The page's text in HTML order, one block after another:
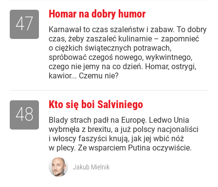
Homar na dobry humor
Karnawał to czas szaleństw i zabaw. To dobry
czas, żeby zaszaleć kulinarnie – zapomnieć
o ciężkich świątecznych potrawach,
spróbować czegoś nowego, wykwintnego,
czego nie jemy na co dzień. Homar, ostrygi,
kawior... Czemu nie?
47
Kto się boi Salviniego
Blady strach padł na Europę. Ledwo Unia
wybrnęła z brexitu, a już polscy nacjonaliści
i włoscy faszyści knują, jak jej wbić nóż
w plecy. Ze wsparciem Putina oczywiście.
48
Jakub Mielnik